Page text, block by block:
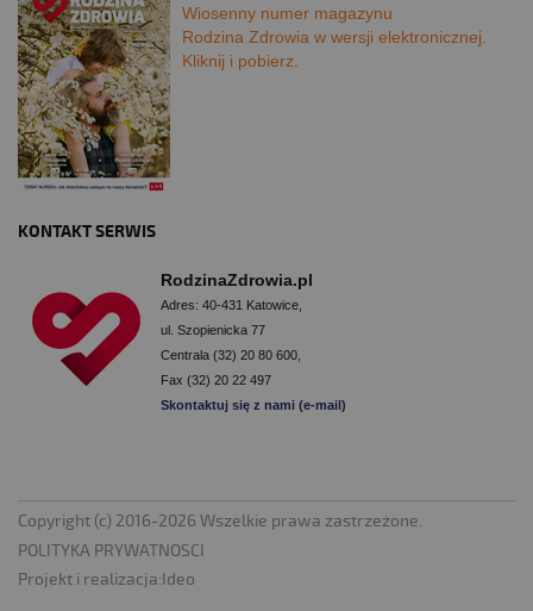
Wiosenny numer magazynu
Rodzina Zdrowia w wersji elektronicznej.
Kliknij i pobierz.
KONTAKT SERWIS
RodzinaZdrowia.pl
Adres: 40-431 Katowice,
ul. Szopienicka 77
Centrala (32) 20 80 600,
Fax (32) 20 22 497
Skontaktuj się z nami (e-mail)
Copyright (c) 2016-2026 Wszelkie prawa zastrzeżone.
POLITYKA PRYWATNOSCI
Projekt i realizacja:Ideo